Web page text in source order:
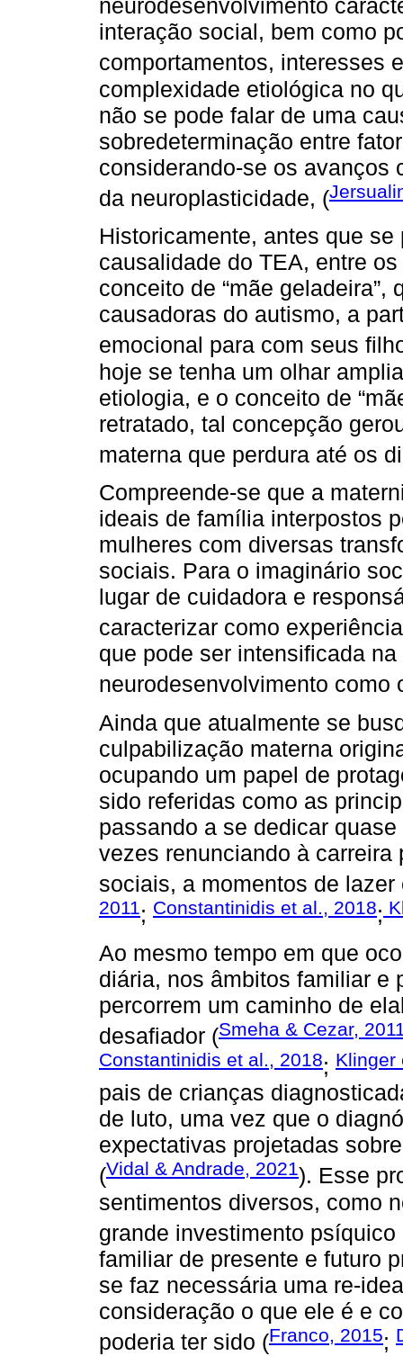
neurodesenvolvimento
interação social, bem como
comportamentos, interesses
complexidade etiológica no
não se pode falar de uma
sobredeterminação entre
considerando-se os avanços
da neuroplasticidade, (
Historicamente, antes que
causalidade do TEA, entre
conceito de “mãe
causadoras do autismo, a
emocional para com seus
hoje se tenha um olhar
etiologia, e o conceito de
retratado, tal concepção
materna que perdura até os
Compreende-se que a
ideais de família interpostos
mulheres com diversas
sociais. Para o imaginário
lugar de cuidadora e
caracterizar como
que pode ser intensificada
neurodesenvolvimento como
Ainda que atualmente se
culpabilização materna
ocupando um papel de
sido referidas como as
passando a se dedicar
vezes renunciando à
sociais, a momentos de
2011; Constantinidis et al., 2018;
Ao mesmo tempo em que
diária, nos âmbitos familiar e
percorrem um caminho de
desafiador (Smeha & Cezar,
Constantinidis et al., 2018; Klinger
pais de crianças
de luto, uma vez que o
expectativas projetadas
(Vidal & Andrade, 2021). Esse
sentimentos diversos, como
grande investimento psíquico
familiar de presente e futuro
se faz necessária uma re-
consideração o que ele é e
poderia ter sido (Franco, 2015;